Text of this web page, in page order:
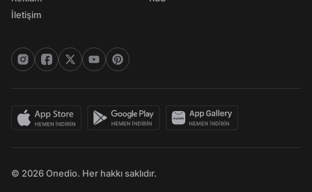
İletişim
© 2026 Onedio. Her hakkı saklıdır.